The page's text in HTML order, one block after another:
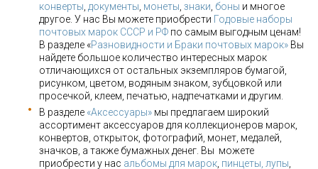
конверты документы монеты знаки боны и многое
другое. У нас Вы можете приобрести Годовые наборы
почтовых марок СССР и РФ по самым выгодным ценам!
В разделе «Разновидности и Браки почтовых марок» Вы
найдете большое количество интересных марок
отличающихся от остальных экземпляров бумагой,
рисунком, цветом, водяным знаком, зубцовкой или
просечкой, клеем, печатью, надпечатками и другим.
В разделе «Аксессуары» мы предлагаем широкий
ассортимент аксессуаров для коллекционеров марок,
конвертов, открыток, фотографий, монет, медалей,
значков, а также бумажных денег. Вы можете
приобрести у нас альбомы для марок пинцеты, лупы